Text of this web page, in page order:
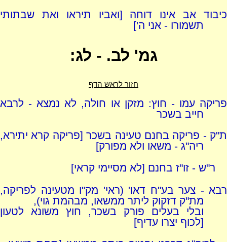
כיבוד אב אינו דוחה [ואביו תיראו ואת שבתותי
תשמורו - אני ה']
גמ' לב. - לג:
חזור לראש הדף
פריקה עמו - חוץ: מזקן או חולה, לא נמצא - לרבא
חייב בשכר
ת"ק - פריקה בחנם טעינה בשכר [פריקה קרא יתירא,
ריה"ג - משאו ולא מפורק]
ר"ש - זו"ז בחנם [לא מסיימי קראי]
רבא - צער בע"ח דאו' (ראי' מק"ו מטעינה לפריקה,
מת"ק דזקוק ליתר ממשאו, מבהמת גוי),
ובלי בעלים פורק בשכר, חוץ משונא לטעון
[לכוף יצרו עדיף]